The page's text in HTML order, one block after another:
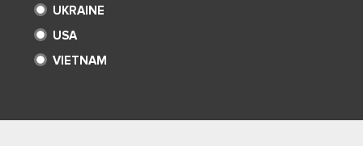
UKRAINE
USA
VIETNAM